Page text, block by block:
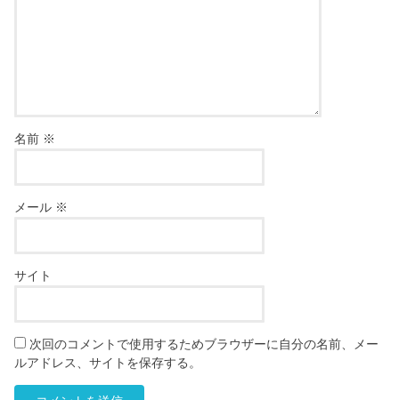
名前 ※
メール ※
サイト
次回のコメントで使用するためブラウザーに自分の名前、メー
ルアドレス、サイトを保存する。